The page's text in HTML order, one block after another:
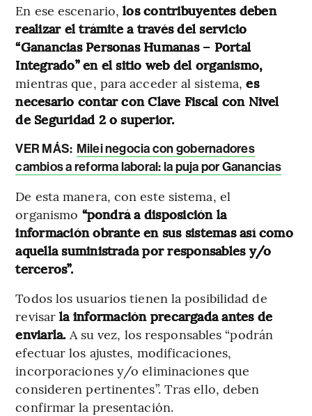
En ese escenario,los contribuyentes deben
realizar el trámite a través del servicio
“Ganancias Personas Humanas – Portal
Integrado” en el sitio web del organismo,
mientras que, para acceder al sistema,es
necesario contar con Clave Fiscal con Nivel
de Seguridad 2 o superior.
VER MÁS: Milei negocia con gobernadores
cambios a reforma laboral: la puja por Ganancias
De esta manera, con este sistema, el
organismo “pondrá a disposición la
información obrante en sus sistemas así como
aquella suministrada por responsables y/o
terceros”.
Todos los usuarios tienen la posibilidad de
revisarla información precargada antes de
enviarla. A su vez, los responsables “podrán
efectuar los ajustes, modificaciones,
incorporaciones y/o eliminaciones que
consideren pertinentes”. Tras ello, deben
confirmar la presentación.